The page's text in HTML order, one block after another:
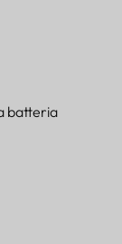
batteria